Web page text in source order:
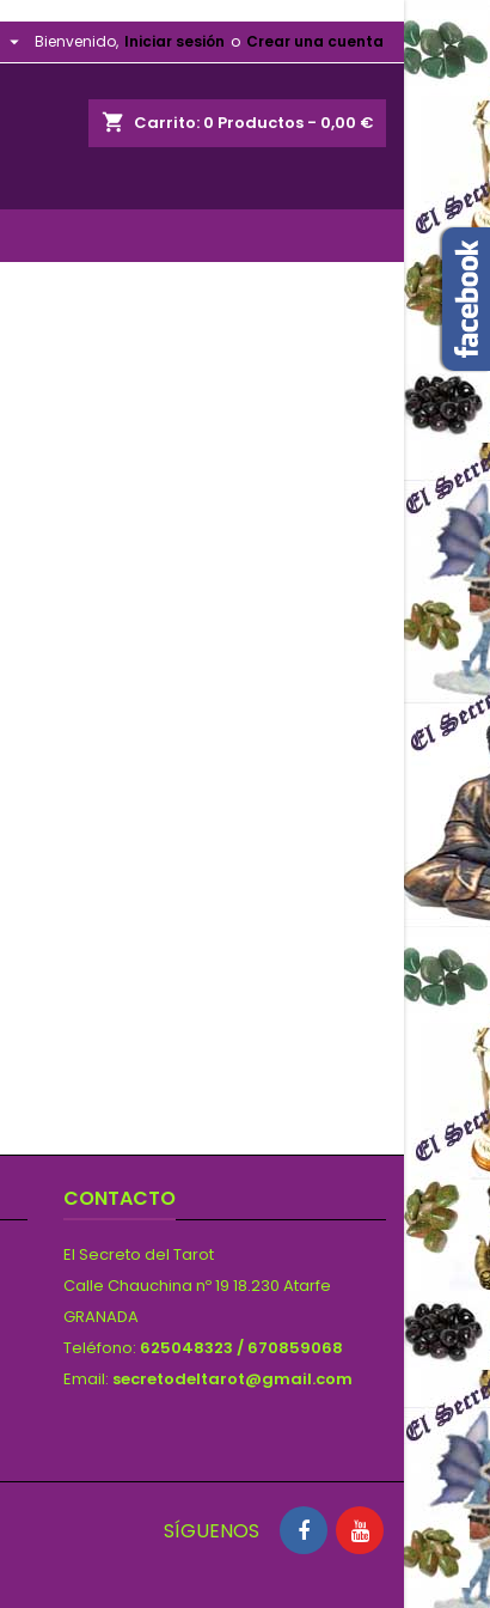
Bienvenido, Iniciar sesión o Crear una cuenta

shopping_cart Carrito: 0 Productos - 0,00 €
CONTACTO
El Secreto del Tarot
Calle Chauchina nº 19 18.230 Atarfe
GRANADA
Teléfono: 625048323 / 670859068
Email: secretodeltarot@gmail.com
SÍGUENOS